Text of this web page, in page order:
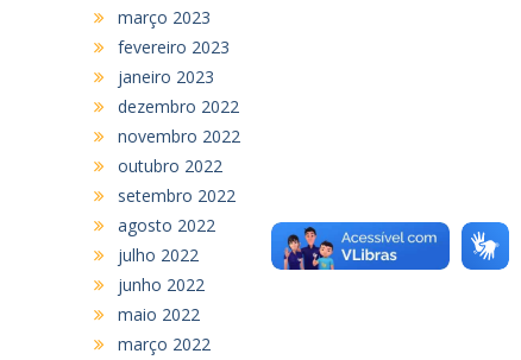
março 2023
fevereiro 2023
janeiro 2023
dezembro 2022
novembro 2022
outubro 2022
setembro 2022
agosto 2022
julho 2022
junho 2022
maio 2022
março 2022